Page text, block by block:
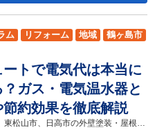
ートで電気代は本当に
ガス・電気温水器と
約効果を徹底解説
皆様こんにちは！！ 坂戸市、飯能市、東松山市、日高市の外壁塗装・屋根リフォーム専門店 株式会社色彩デザインです！ 毎月の光熱費が高くて頭を悩ませていませんか。特に毎日使うお風呂や給湯の費用は、家族が多ければ多いほど大きな負担になります。「エコキュートに交換すると電気代が本当に安くなるのだろうか」という疑問や不安を持つ坂戸市のみなさまの気持ちはとてもよく分かります。 本コラムでは、エコキュートで電気代が安くなる具体的な仕組みや、従来のプロパンガス・電気温水器とのランニングコストの徹底比較を解説します。さらに、坂戸市で実際に利用できる補助金情報や、エコキュートへの交換で電気代が安くなる家庭の特徴までを詳しく紹介します。 本コラムを読んでいただくと、エコキュートの節約効果や導入にかかる初期費用を抑える具体的な方法がすべて分かります。光熱費を大幅に削減して家計への負担を減らしたい坂戸市のご家族は、ぜひ最後まで読んでみてください！ ▼合わせてチェック▼色彩デザインのショールーム [myphp file="comContactL01"] エコキュートで電気代は本当に安くなる？ガス・電気温水器との違いや節約効果を徹底解説 エコキュートを導入すると、多くの家庭で毎月の給湯にかかる電気代を大幅に削減できます。坂戸市でもプロパンガスからエコキュートへ交換した家庭では、光熱費が従来の約3分の1に減少したという実績が多数あります。エコキュートは再生可能エネルギーである空気の熱を利用するため、少ない電気エネルギーで効率よくお湯を沸かせます。 エコキュートが電気代を抑えられる仕組みとは？ヒートポンプの特徴を解説 エコキュートが電気代を抑えられる理由は、ヒートポンプ技術によって空気中の熱を効率よく集めてお湯を沸かすからです。ヒートポンプは、1の電気エネルギーに対して3以上の熱エネルギーを生み出す高い効率を持っています。さらに、電気料金が安く設定されている夜間の時間帯にお湯を沸かしてタンクに貯めるため、昼間に電気を使うよりも電気代を大幅に抑えられます。空気の熱を上手に利用するエコキュートは、これからの時代の省エネに欠かせない賢い選択肢だと言えます。 ガス給湯器・電気温水器と比較！ランニングコストはどれくらい違う？ エコキュートのランニングコストは、ガス給湯器や電気温水器と比較して圧倒的に安いです。4人家族が1ヶ月に使用する給湯費用の目安は、プロパンガスが約10,000円、電気温水器が約9,000円、都市ガスが約5,000円となります。これに対してエコキュートの1ヶ月の電気代は約2,000円から3,000円に収まるため、毎月の固定費を大幅に節約できます。 私がこれまでに坂戸市で担当したお客様の中には、電気温水器からエコキュートへ交換した方がいらっしゃいました。そのお客様は、交換後に毎月の電気代が約6,000円も安くなり、年間に換算すると約72,000円の節約に成功しました。初期費用はかかりますが、毎月のランニングコストの差額を考えると数年で元が取れる計算になります。 電気代が安くなる家庭・ならない家庭の特徴と注意点 エコキュートで電気代が安くなる家庭の特徴は、毎月のお湯の使用量が多い4人以上の大家族や、現在プロパンガスを使用している家庭です。お湯の消費量が多い家庭ほど、エコキュートの持つ高い省エネ効果と夜間電力の恩恵を最大限に受けることができます。逆に、1人暮らしでお湯をほとんど使わない家庭や、夜間の電気料金プランを適切に選んでいない家庭では、期待したほどの節約効果が得られない場合があります。 以前にお手伝いした坂戸市のご家庭では、5人家族で毎日2回以上お風呂を沸かしていました。このご家庭がエコキュートを導入したところ、劇的に電気代が安くなり大喜びしていただけました。エコキュートの節約メリットを最大限に活かすためには、家族構成や日頃のお湯の使い方を事前にしっかり把握することが重要です。 導入費用は高い？補助金や買い替えでお得に設置する方法 エコキュートの導入費用は本体代金と工事費を合わせて約40万円から70万円が相場であり、ガス給湯器と比べると初期費用は高めです。しかし、国が実施している「給湯省エネ事業」などの補助金を活用することで、1台あたり7万円から10万円の支援を受けられます。 実際に昨年エコキュートを設置された坂戸市のお客様は、補助金制度をフルに活用して導入コストを約12万円も軽減されました。補助金には予算の上限があり、申請期間内であっても予算が埋まり次第終了してしまうため、早めの計画と申請が不可欠です。最新の補助金情報や適用条件については、地元の事情に詳しいリフォーム専門店へ相談すると確実です。 今回はエコキュートを導入することで電気代が安くなる仕組みや、ガス給湯器・電気温水器とのランニングコストの違いについて詳しく解説しました。エコキュートは空気の熱を効率よく利用するため、毎月の給湯費用を従来の約3分の1にまで抑えることが可能です。特に坂戸市にお住まいでプロパンガスをお使いの方や、お湯の使用量が多い大家族の方は、補助金制度を活用することで初期費用を抑えながら賢くお得に交換ができます。寿命を迎える前の計画的な買い替えが、長期的な家計の節約へと繋がります。 リフォーム専門店SDリフォームでは、坂戸市を中心としたエリアで、地域密着をモットーに坂戸市をメインにリフォームを行わせていただいております。是非！リフォームの事ならSDリフォームにお任せください！ ▼合わせてチェック▼色彩デザインのショールーム [myphp file="comContactL01"]
ム リフォーム 地域 鶴ヶ島市
町